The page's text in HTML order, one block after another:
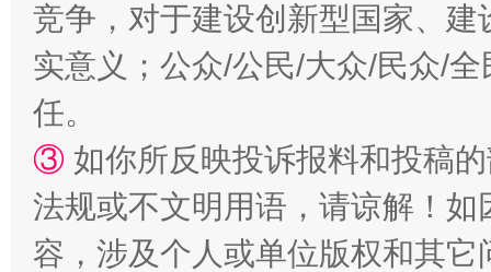
竞争，对于建设创新型国家、
实意义；公众/公民/大众/民众/
任。
③ 如你所反映投诉报料和投稿
法规或不文明用语，请谅解！
容，涉及个人或单位版权和其它